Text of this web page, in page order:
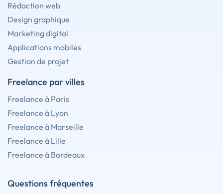
Rédaction web
Design graphique
Marketing digital
Applications mobiles
Gestion de projet
Freelance par villes
Freelance à Paris
Freelance à Lyon
Freelance à Marseille
Freelance à Lille
Freelance à Bordeaux
Questions fréquentes